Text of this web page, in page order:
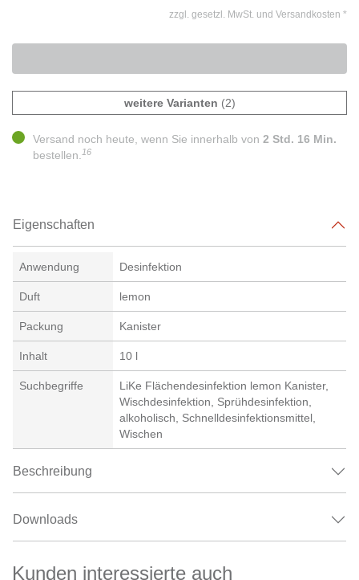
zzgl. gesetzl. MwSt. und Versandkosten *
weitere Varianten (2)
Versand noch heute, wenn Sie innerhalb von 2 Std. 16 Min.
bestellen. 16
Eigenschaften
Anwendung Desinfektion
Duft lemon
Packung Kanister
Inhalt 10 l
Suchbegriffe
LiKe Flächendesinfektion lemon Kanister,
Wischdesinfektion, Sprühdesinfektion,
alkoholisch, Schnelldesinfektionsmittel,
Wischen
Beschreibung
Downloads
Kunden interessierte auch